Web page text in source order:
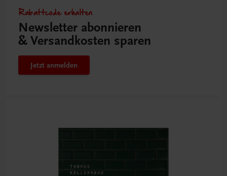
Rabattcode erhalten
Newsletter abonnieren
& Versandkosten sparen
Jetzt anmelden